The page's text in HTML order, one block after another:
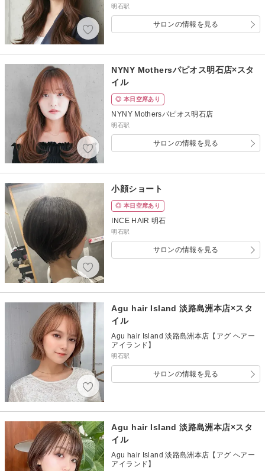
明石駅
サロンの情報を見る
NYNY Mothersパピオス明石店×スタ
イル
◎ 本日空席あり
NYNY Mothersパピオス明石店
明石駅
サロンの情報を見る
小顔ショート
◎ 本日空席あり
INCE HAIR 明石
明石駅
サロンの情報を見る
Agu hair Island 淡路島洲本店×スタ
イル
Agu hair Island 淡路島洲本店【アグ ヘアー
アイランド】
明石駅
サロンの情報を見る
Agu hair Island 淡路島洲本店×スタ
イル
Agu hair Island 淡路島洲本店【アグ ヘアー
アイランド】